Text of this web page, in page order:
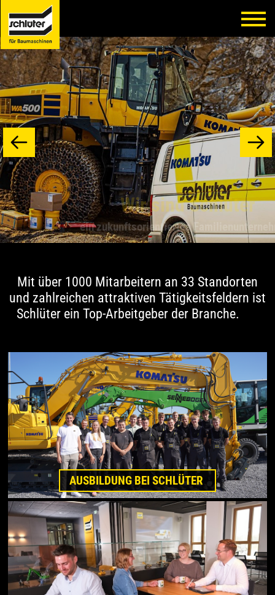
Wir sind Schlüter
ein zukunftsorientiertes Familienunternehmen!
Mit über 1000 Mitarbeitern an 33 Standorten
und zahlreichen attraktiven Tätigkeitsfeldern ist
Schlüter ein Top-Arbeitgeber der Branche.
AUSBILDUNG BEI SCHLÜTER